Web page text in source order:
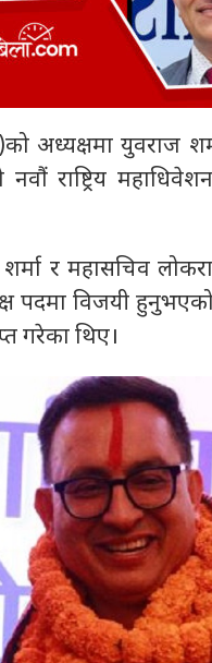
अध्यक्षमा युवराज
राष्ट्रिय
र महासचिव
पदमा विजयी
गरेका थिए।